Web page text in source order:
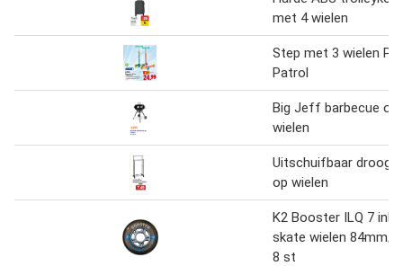
met 4 wielen
Step met 3 wielen
Patrol
Big Jeff barbecue op
wielen
Uitschuifbaar
op wielen
K2 Booster ILQ 7
skate wielen 84mm/
8 st